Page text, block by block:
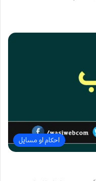
احکام او مسایل